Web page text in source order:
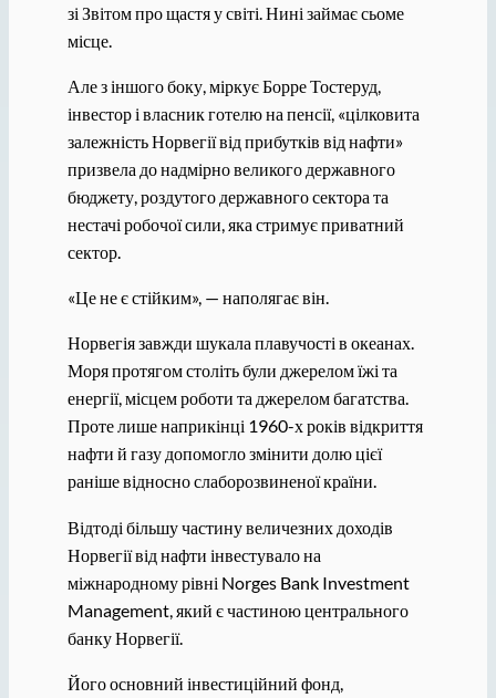
зі Звітом про щастя у світі. Нині займає сьоме
місце.
Але з іншого боку, міркує Борре Тостеруд,
інвестор і власник готелю на пенсії, «цілковита
залежність Норвегії від прибутків від нафти»
призвела до надмірно великого державного
бюджету, роздутого державного сектора та
нестачі робочої сили, яка стримує приватний
сектор.
«Це не є стійким», — наполягає він.
Норвегія завжди шукала плавучості в океанах.
Моря протягом століть були джерелом їжі та
енергії, місцем роботи та джерелом багатства.
Проте лише наприкінці 1960-х років відкриття
нафти й газу допомогло змінити долю цієї
раніше відносно слаборозвиненої країни.
Відтоді більшу частину величезних доходів
Норвегії від нафти інвестувало на
міжнародному рівні Norges Bank Investment
Management, який є частиною центрального
банку Норвегії.
Його основний інвестиційний фонд,